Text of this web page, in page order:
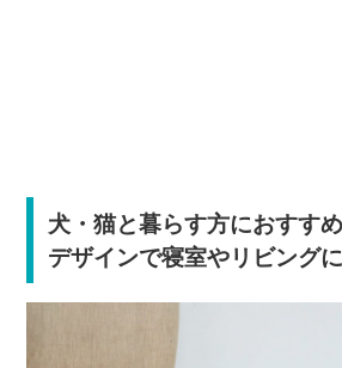
犬・猫と暮らす方におすす
デザインで寝室やリビング